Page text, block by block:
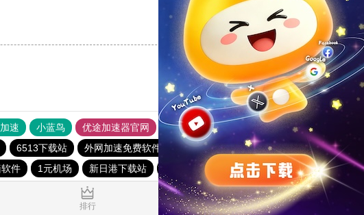
支持[0] 反对[0]
速 小蓝鸟 优途加速器官网 风驰加速器 旋风加速器
八戒看书
6513下载站 外网加速免费软件 油管加速器
芒果下载站
件 1元机场 新日港下载站 每天试用一小时加速器 免费vqn加速
排行 推荐